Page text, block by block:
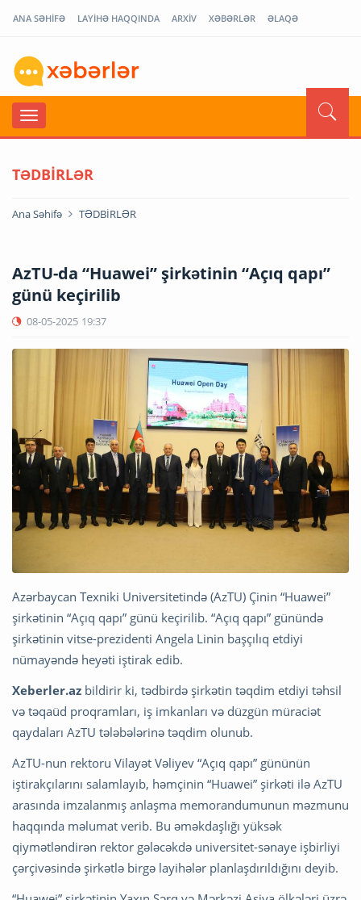
ANA SƏHİFƏ LAYİHƏ HAQQINDA ARXİV XƏBƏRLƏR ƏLAQƏ
TƏDBİRLƏR
Ana Səhifə TƏDBİRLƏR
AzTU-da “Huawei” şirkətinin “Açıq qapı”
günü keçirilib
08-05-2025 19:37
Azərbaycan Texniki Universitetində (AzTU) Çinin “Huawei”
şirkətinin “Açıq qapı” günü keçirilib. “Açıq qapı” günündə
şirkətinin vitse-prezidenti Angela Linin başçılıq etdiyi
nümayəndə heyəti iştirak edib.
Xeberler.az bildirir ki, tədbirdə şirkətin təqdim etdiyi təhsil
və təqaüd proqramları, iş imkanları və düzgün müraciət
qaydaları AzTU tələbələrinə təqdim olunub.
AzTU-nun rektoru Vilayət Vəliyev “Açıq qapı” gününün
iştirakçılarını salamlayıb, həmçinin “Huawei” şirkəti ilə AzTU
arasında imzalanmış anlaşma memorandumunun məzmunu
haqqında məlumat verib. Bu əməkdaşlığı yüksək
qiymətləndirən rektor gələcəkdə universitet-sənaye işbirliyi
çərçivəsində şirkətlə birgə layihələr planlaşdırıldığını deyib.